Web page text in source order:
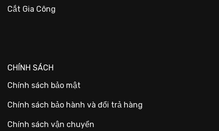
Cắt Gia Công
CHÍNH SÁCH
Chính sách bảo mật
Chính sách bảo hành và đổi trả hàng
Chính sách vận chuyển